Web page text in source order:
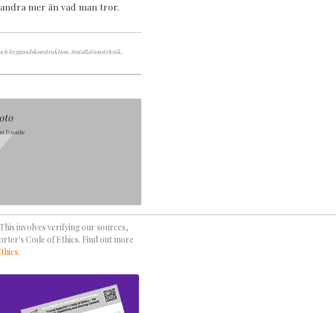
mer än vad man tror.
byggnadskonstruktion, installationsteknik,
Dzonlic
involves verifying our sources,
Code of Ethics. Find out more
.